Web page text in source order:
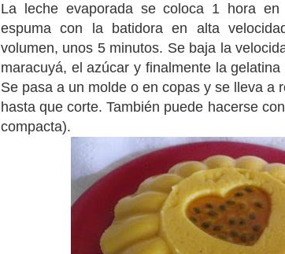
La leche evaporada se coloca 1 hora
espuma con la batidora en alta
volumen, unos 5 minutos. Se baja la
maracuyá, el azúcar y finalmente la
Se pasa a un molde o en copas y se lleva a
hasta que corte. También puede hacerse
compacta).